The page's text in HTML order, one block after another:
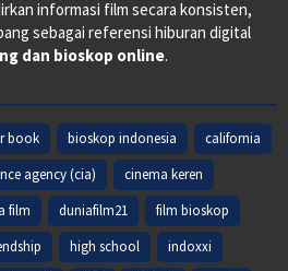
informasi film secara konsisten,
sebagai referensi hiburan digital
dan bioskop online.
book bioskop indonesia
california
agency (cia)
cinema keren
film duniafilm21
film bioskop
high school
indoxxi